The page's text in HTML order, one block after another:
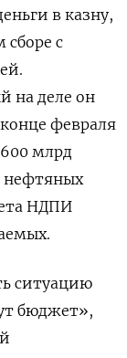
в казну,
сборе с
на деле он
февраля
млрд
нефтяных
НДПИ
ситуацию
бюджет»,